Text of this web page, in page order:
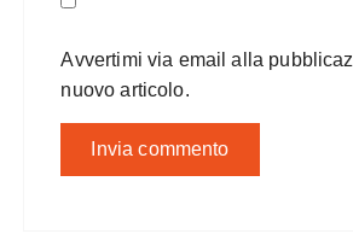
Avvertimi via email alla
nuovo articolo.